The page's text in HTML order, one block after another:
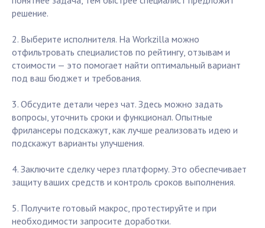
решение.
2. Выберите исполнителя. На Workzilla можно
отфильтровать специалистов по рейтингу, отзывам и
стоимости — это помогает найти оптимальный вариант
под ваш бюджет и требования.
3. Обсудите детали через чат. Здесь можно задать
вопросы, уточнить сроки и функционал. Опытные
фрилансеры подскажут, как лучше реализовать идею и
подскажут варианты улучшения.
4. Заключите сделку через платформу. Это обеспечивает
защиту ваших средств и контроль сроков выполнения.
5. Получите готовый макрос, протестируйте и при
необходимости запросите доработки.